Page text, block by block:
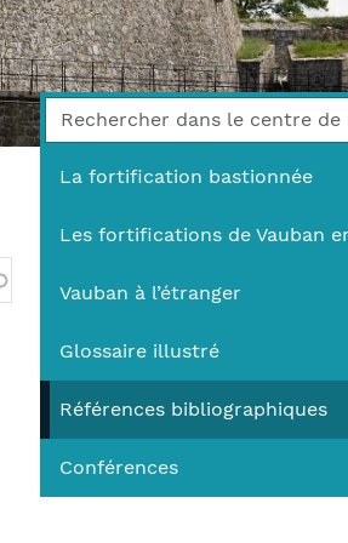
La fortification bastionnée
Les fortifications de Vauban
Vauban à l’étranger
Glossaire illustré
Références bibliographiques
Conférences